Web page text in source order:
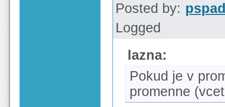
Posted by:
Logged
lazna:
Pokud je v
promenne